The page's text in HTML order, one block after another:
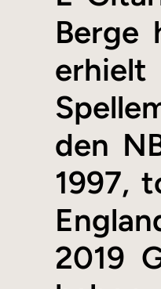
Berge
den
1997,
2019